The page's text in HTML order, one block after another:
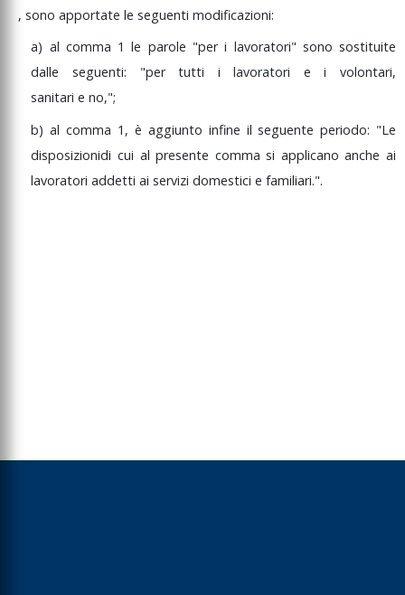
, sono apportate le seguenti modificazioni:
a) al comma 1le parole "peri lavoratori" sonosostituite
dalle seguenti: "pertutti ilavoratori eivolontari,
sanitarieno,";
b)alcomma 1, è aggiunto infine ilseguenteperiodo: "Le
disposizionidi cui alpresente commasi applicanoancheai
lavoratoriaddettiaiservizidomesticiefamiliari.".